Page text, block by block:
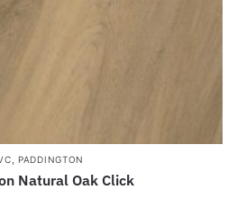
PADDINGTON
Natural Oak Click